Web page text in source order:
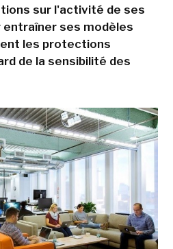
sur l'activité de ses
ses modèles
les protections
de la sensibilité des